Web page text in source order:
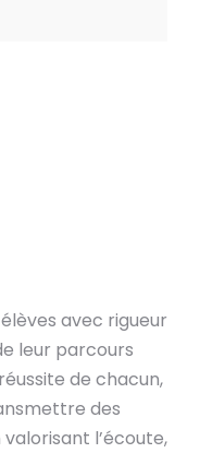
avec rigueur
leur parcours
de chacun,
des
l’écoute,